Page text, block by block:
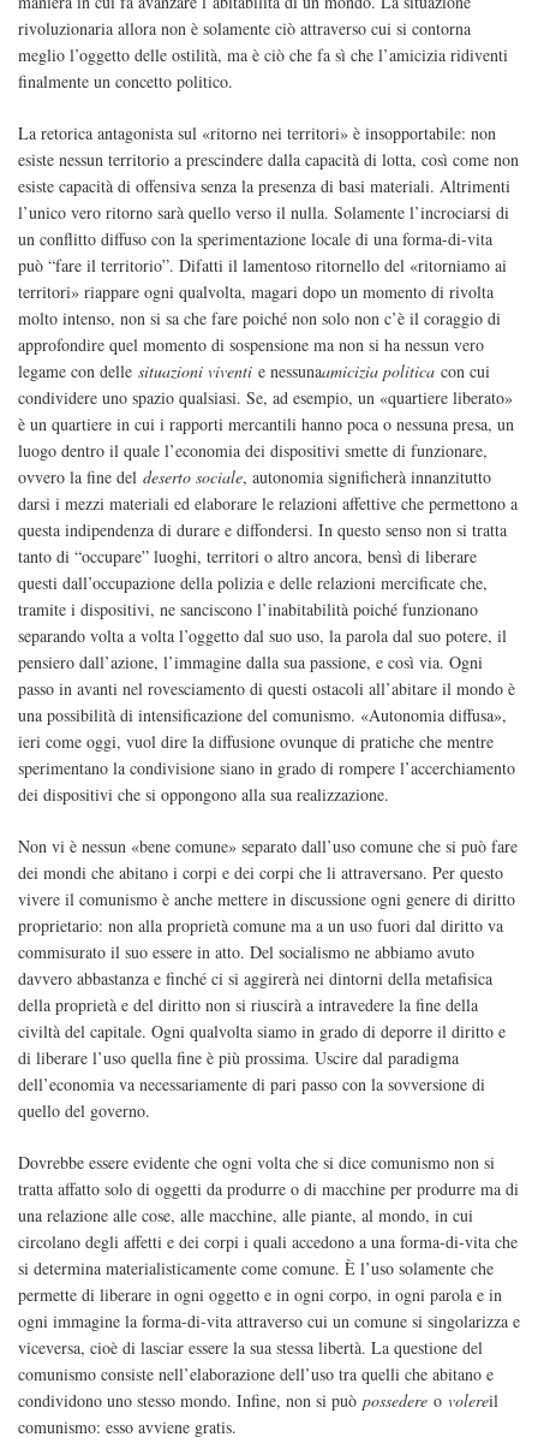
rivoluzionaria allora non è solamente ciò attraverso cui si contorna
meglio l’oggetto delle ostilità, ma è ciò che fa sì che l’amicizia ridiventi
finalmente un concetto politico.
La retorica antagonista sul «ritorno nei territori» è insopportabile: non
esiste nessun territorio a prescindere dalla capacità di lotta, così come non
esiste capacità di offensiva senza la presenza di basi materiali. Altrimenti
l’unico vero ritorno sarà quello verso il nulla. Solamente l’incrociarsi di
un conflitto diffuso con la sperimentazione locale di una forma-di-vita
può “fare il territorio”. Difatti il lamentoso ritornello del «ritorniamo ai
territori» riappare ogni qualvolta, magari dopo un momento di rivolta
molto intenso, non si sa che fare poiché non solo non c’è il coraggio di
approfondire quel momento di sospensione ma non si ha nessun vero
legame con delle situazioni viventi e nessunaamicizia politica con cui
condividere uno spazio qualsiasi. Se, ad esempio, un «quartiere liberato»
è un quartiere in cui i rapporti mercantili hanno poca o nessuna presa, un
luogo dentro il quale l’economia dei dispositivi smette di funzionare,
ovvero la fine del deserto sociale, autonomia significherà innanzitutto
darsi i mezzi materiali ed elaborare le relazioni affettive che permettono a
questa indipendenza di durare e diffondersi. In questo senso non si tratta
tanto di “occupare” luoghi, territori o altro ancora, bensì di liberare
questi dall’occupazione della polizia e delle relazioni mercificate che,
tramite i dispositivi, ne sanciscono l’inabitabilità poiché funzionano
separando volta a volta l’oggetto dal suo uso, la parola dal suo potere, il
pensiero dall’azione, l’immagine dalla sua passione, e così via. Ogni
passo in avanti nel rovesciamento di questi ostacoli all’abitare il mondo è
una possibilità di intensificazione del comunismo. «Autonomia diffusa»,
ieri come oggi, vuol dire la diffusione ovunque di pratiche che mentre
sperimentano la condivisione siano in grado di rompere l’accerchiamento
dei dispositivi che si oppongono alla sua realizzazione.
Non vi è nessun «bene comune» separato dall’uso comune che si può fare
dei mondi che abitano i corpi e dei corpi che li attraversano. Per questo
vivere il comunismo è anche mettere in discussione ogni genere di diritto
proprietario: non alla proprietà comune ma a un uso fuori dal diritto va
commisurato il suo essere in atto. Del socialismo ne abbiamo avuto
davvero abbastanza e finché ci si aggirerà nei dintorni della metafisica
della proprietà e del diritto non si riuscirà a intravedere la fine della
civiltà del capitale. Ogni qualvolta siamo in grado di deporre il diritto e
di liberare l’uso quella fine è più prossima. Uscire dal paradigma
dell’economia va necessariamente di pari passo con la sovversione di
quello del governo.
Dovrebbe essere evidente che ogni volta che si dice comunismo non si
tratta affatto solo di oggetti da produrre o di macchine per produrre ma di
una relazione alle cose, alle macchine, alle piante, al mondo, in cui
circolano degli affetti e dei corpi i quali accedono a una forma-di-vita che
si determina materialisticamente come comune. È l’uso solamente che
permette di liberare in ogni oggetto e in ogni corpo, in ogni parola e in
ogni immagine la forma-di-vita attraverso cui un comune si singolarizza e
viceversa, cioè di lasciar essere la sua stessa libertà. La questione del
comunismo consiste nell’elaborazione dell’uso tra quelli che abitano e
condividono uno stesso mondo. Infine, non si può possedere o volereil
comunismo: esso avviene gratis.